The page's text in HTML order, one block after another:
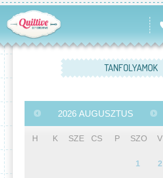
TANFOLYAMOK
2026 AUGUSZTUS
H K SZE CS P SZO V
1 2